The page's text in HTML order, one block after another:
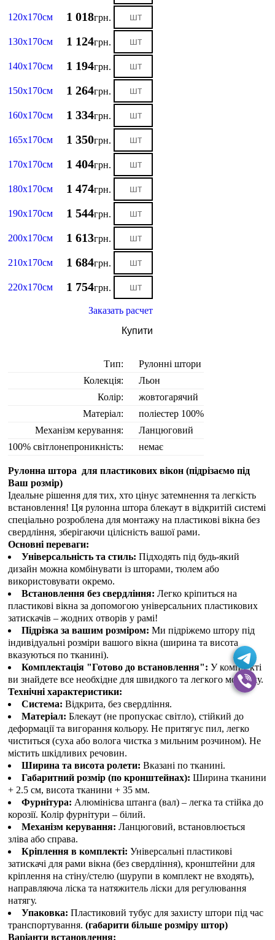
120х170см 1 018грн.
130х170см 1 124грн.
140х170см 1 194грн.
150х170см 1 264грн.
160х170см 1 334грн.
165х170см 1 350грн.
170х170см 1 404грн.
180х170см 1 474грн.
190х170см 1 544грн.
200х170см 1 613грн.
210х170см 1 684грн.
220х170см 1 754грн.
Заказать расчет
Купити
Тип:
Рулонні штори
Колекція:
Льон
Колір:
жовтогарячий
Матеріал:
поліестер 100%
Механізм керування:
Ланцюговий
100% світлонепроникність:
немає
Рулонна штора для пластикових вікон (підрізаємо під
Ваш розмір)
Ідеальне рішення для тих, хто цінує затемнення та легкість
встановлення! Ця рулонна штора блекаут в відкритій системі
спеціально розроблена для монтажу на пластикові вікна без
свердління, зберігаючи цілісність вашої рами.
Основні переваги:
Універсальність та стиль: Підходять під будь-який
дизайн можна комбінувати із шторами, тюлем або
використовувати окремо.
Встановлення без свердління: Легко кріпиться на
пластикові вікна за допомогою універсальних пластикових
затискачів – жодних отворів у рамі!
Підрізка за вашим розміром: Ми підріжемо штору під
індивідуальні розміри вашого вікна (ширина та висота
вказуються по тканині).
Комплектація "Готово до встановлення": У комплекті
ви знайдете все необхідне для швидкого та легкого монтажу.
Технічні характеристики:
Система: Відкрита, без свердління.
Матеріал: Блекаут (не пропускає світло), стійкий до
деформації та вигорання кольору. Не притягує пил, легко
чиститься (суха або волога чистка з мильним розчином). Не
містить шкідливих речовин.
Ширина та висота ролети: Вказані по тканині.
Габаритний розмір (по кронштейнах): Ширина тканини
+ 2.5 см, висота тканини + 35 мм.
Фурнітура: Алюмінієва штанга (вал) – легка та стійка до
корозії. Колір фурнітури – білий.
Механізм керування: Ланцюговий, встановлюється
зліва або справа.
Кріплення в комплекті: Універсальні пластикові
затискачі для рами вікна (без свердління), кронштейни для
кріплення на стіну/стелю (шурупи в комплект не входять),
направляюча ліска та натяжитель ліски для регулювання
натягу.
Упаковка: Пластиковий тубус для захисту штори під час
транспортування.(габарити більше розміру штор)
Варіанти встановлення: